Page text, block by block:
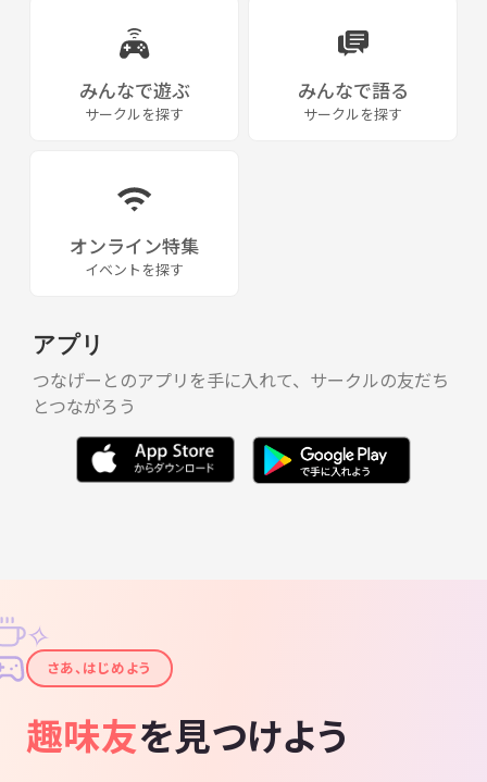
みんなで遊ぶ
サークルを探す
みんなで語る
サークルを探す
オンライン特集
イベントを探す
アプリ
つなげーとのアプリを手に入れて、サークルの友だち
とつながろう
✦
✧
さあ、はじめよう
趣味友を見つけよう